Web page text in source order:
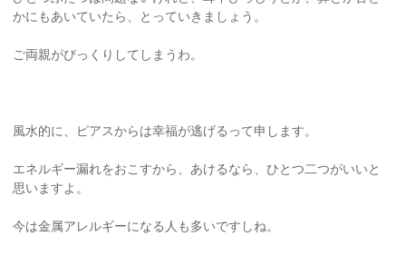
かにもあいていたら、とっていきましょう。
ご両親がびっくりしてしまうわ。
風水的に、ピアスからは幸福が逃げるって申します。
エネルギー漏れをおこすから、あけるなら、ひとつ二つがいいと
思いますよ。
今は金属アレルギーになる人も多いですしね。